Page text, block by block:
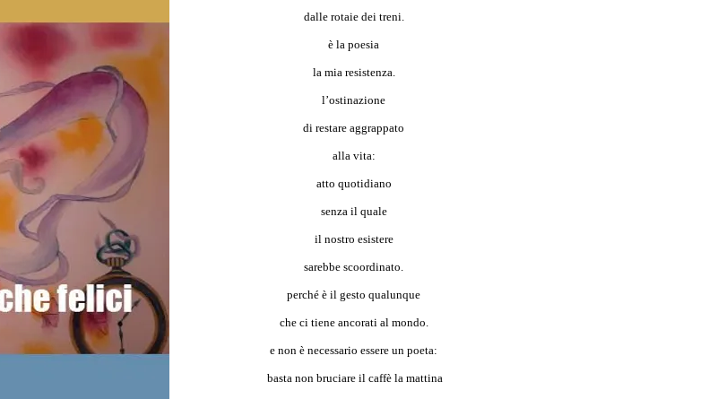
dalle rotaie dei treni.
è la poesia
la mia resistenza.
l’ostinazione
di restare aggrappato
alla vita:
atto quotidiano
senza il quale
il nostro esistere
sarebbe scoordinato.
perché è il gesto qualunque
che ci tiene ancorati al mondo.
e non è necessario essere un poeta:
basta non bruciare il caffè la mattina